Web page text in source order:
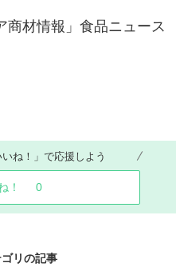
材情報」食品ニュース
ね！」で応援しよう
！ 0
ゴリの記事